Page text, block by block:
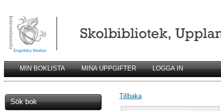
MIN BOKLISTA MINA UPPGIFTER LOGGA IN
Sök bok
Tillbaka